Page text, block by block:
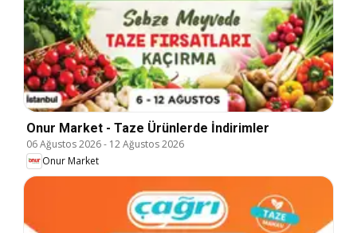
Onur Market - Taze Ürünlerde İndirimler
06 Ağustos 2026- 12 Ağustos 2026
Onur Market